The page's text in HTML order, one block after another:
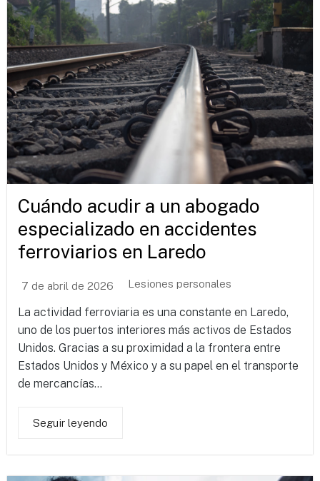
Cuándo acudir a un abogado
especializado en accidentes
ferroviarios en Laredo
7 de abril de 2026 Lesiones personales
La actividad ferroviaria es una constante en Laredo,
uno de los puertos interiores más activos de Estados
Unidos. Gracias a su proximidad a la frontera entre
Estados Unidos y México y a su papel en el transporte
de mercancías...
Seguir leyendo